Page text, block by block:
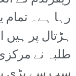
رہا ہے۔
ہڑتال پر ہیں
طلبہ نے